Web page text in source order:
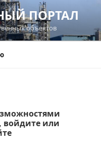
ПОРТАЛ
объектов
войдите или